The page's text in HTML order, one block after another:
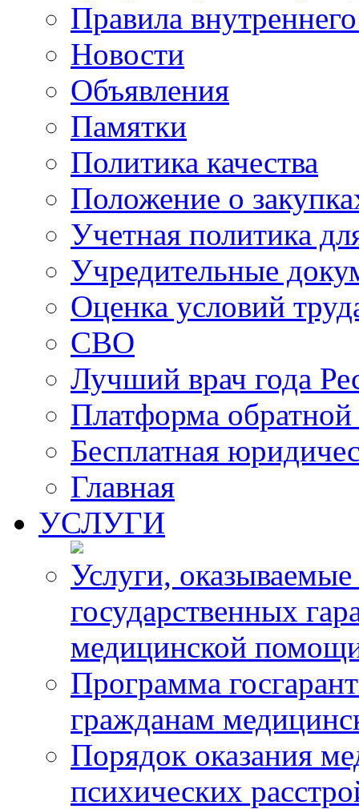
Правила
Новости
Объявления
Памятки
Политика качества
Положение о
Учетная политика
Учредительные
Оценка условий
СВО
Лучший врач года
Платформа
Бесплатная
Главная
УСЛУГИ
Услуги,
государственных
медицинской
Программа
гражданам
Порядок оказания
психических